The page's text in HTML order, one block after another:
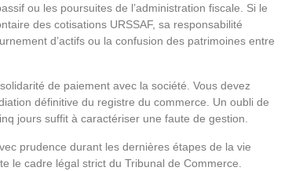
ou les poursuites de l’administration fiscale. Si le
des cotisations URSSAF, sa responsabilité
d’actifs ou la confusion des patrimoines entre
de paiement avec la société. Vous devez
définitive du registre du commerce. Un oubli de
jours suffit à caractériser une faute de gestion.
prudence durant les dernières étapes de la vie
le cadre légal strict du Tribunal de Commerce.